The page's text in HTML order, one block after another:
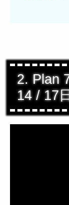
2. Plan
14 / 17